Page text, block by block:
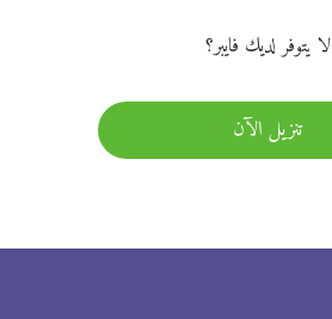
لا يتوفر لديك فايبر؟
تنزيل الآن